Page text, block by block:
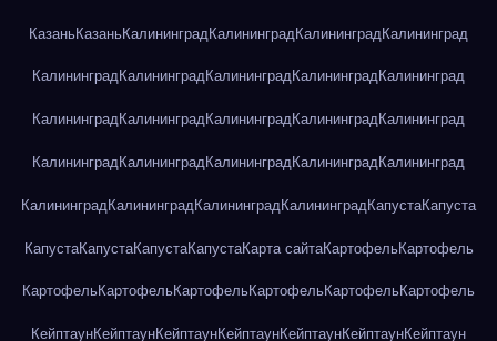
КазаньКазаньКалининградКалининградКалининградКалининград
КалининградКалининградКалининградКалининградКалининград
КалининградКалининградКалининградКалининградКалининград
КалининградКалининградКалининградКалининградКалининград
Калининград Калининград Калининград Калининград КапустаКапуста
КапустаКапустаКапустаКапустаКарта сайтаКартофельКартофель
КартофельКартофельКартофельКартофельКартофельКартофель
КейптаунКейптаунКейптаунКейптаунКейптаунКейптаунКейптаун